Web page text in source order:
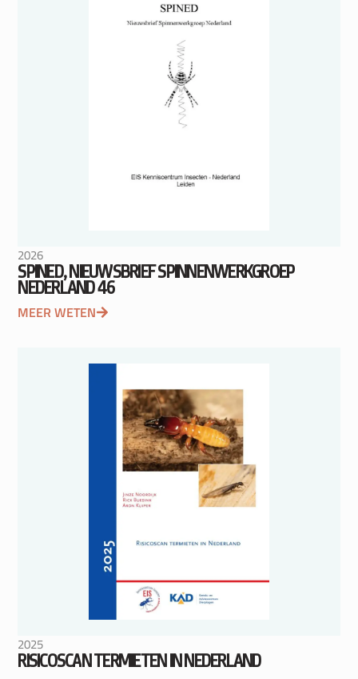
2026
SPINED, NIEUWSBRIEF SPINNENWERKGROEP
NEDERLAND 46
MEER WETEN
2025
RISICOSCAN TERMIETEN IN NEDERLAND